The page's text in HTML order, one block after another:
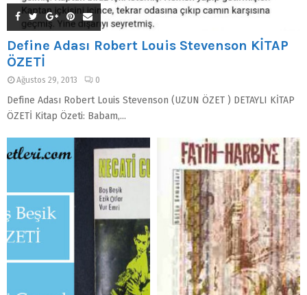
Define Adası Robert Louis Stevenson KİTAP
ÖZETİ
Ağustos 29, 2013 0
Define Adası Robert Louis Stevenson (UZUN ÖZET ) DETAYLI KİTAP
ÖZETİ Kitap Özeti: Babam,...